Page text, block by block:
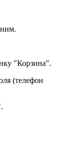
"Корзина".
(телефон